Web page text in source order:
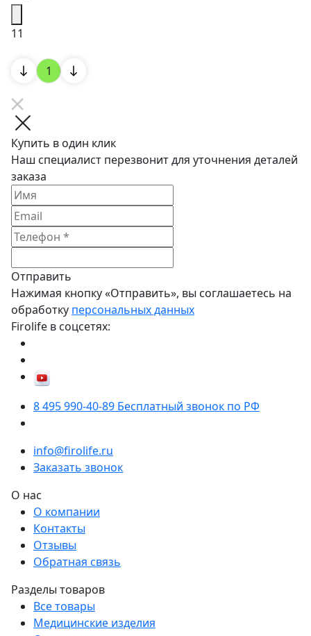
11
1
Купить в один клик
Наш специалист перезвонит для уточнения деталей
заказа
Отправить
Нажимая кнопку «Отправить», вы соглашаетесь на
обработку персональных данных
Firolife в соцсетях:
8 495 990-40-89 Бесплатный звонок по РФ
info@firolife.ru
Заказать звонок
О нас
О компании
Контакты
Отзывы
Обратная связь
Разделы товаров
Все товары
Медицинские изделия